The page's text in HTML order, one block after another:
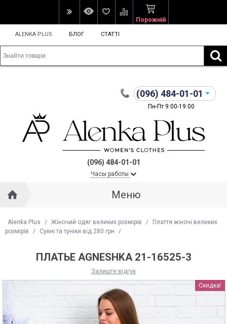
Порожній
ALENKA PLUS БЛОГ СТАТТІ
(096) 484-01-01
Пн-Пт 9:00-19:00
(096) 484-01-01
Часы работы
Меню
Alenka Plus / Жіночий одяг великих розмірів /
Плаття жіночі великих
розмірів
/ Сукні та туніки від 280 грн /
ПЛАТЬЕ AGNESHKA 21-16525-3
Залиште відгук
Скидка!